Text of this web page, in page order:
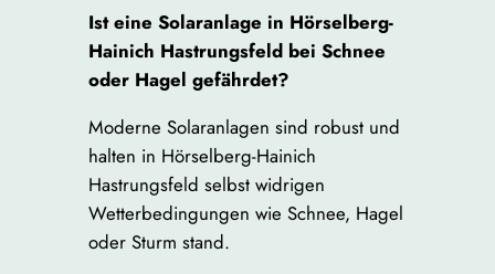
Ist eine Solaranlage in Hörselberg-
Hainich Hastrungsfeld bei Schnee
oder Hagel gefährdet?
Moderne Solaranlagen sind robust und
halten in Hörselberg-Hainich
Hastrungsfeld selbst widrigen
Wetterbedingungen wie Schnee, Hagel
oder Sturm stand.